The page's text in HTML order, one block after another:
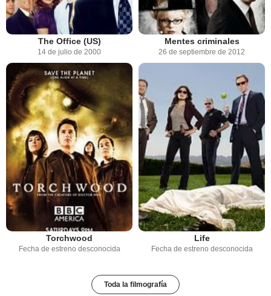
The Office (US)
14 de julio de 2000
Mentes criminales
26 de septiembre de 2012
Torchwood
Fecha de estreno desconocida
Life
Fecha de estreno desconocida
Toda la filmografía